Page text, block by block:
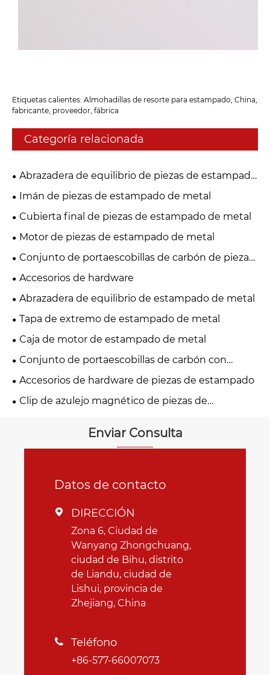
Etiquetas calientes: Almohadillas de resorte para estampado, China,
fabricante, proveedor, fábrica
Categoría relacionada
Abrazadera de equilibrio de piezas de estampado
de metal
Imán de piezas de estampado de metal
Cubierta final de piezas de estampado de metal
Motor de piezas de estampado de metal
Conjunto de portaescobillas de carbón de piezas
de estampado de metal
Accesorios de hardware
Abrazadera de equilibrio de estampado de metal
Tapa de extremo de estampado de metal
Caja de motor de estampado de metal
Conjunto de portaescobillas de carbón con
estampado de metal
Accesorios de hardware de piezas de estampado
Clip de azulejo magnético de piezas de
Enviar Consulta
Datos de contacto
 DIRECCIÓN
Zona 6, Ciudad de
Wanyang Zhongchuang,
ciudad de Bihu, distrito
de Liandu, ciudad de
Lishui, provincia de
Zhejiang, China
 Teléfono
+86-577-66007073